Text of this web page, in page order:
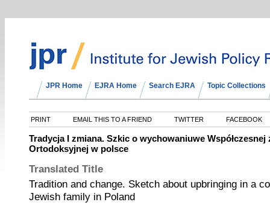
JPR Home EJRA Home Search EJRA Topic Collections
PRINT EMAIL THIS TO A FRIEND TWITTER FACEBOOK
Tradycja I zmiana. Szkic o wychowaniuwe
Ortodoksyjnej w polsce
Translated Title
Tradition and change. Sketch about upbringing in a
Jewish family in Poland